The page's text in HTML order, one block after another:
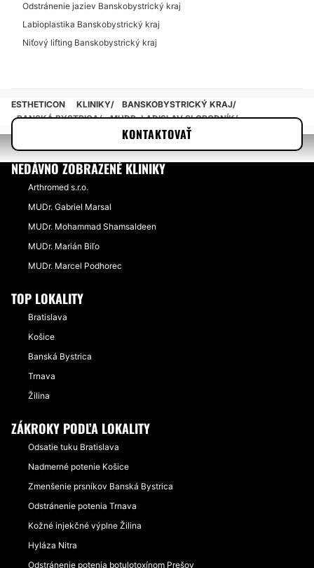
Odstránenie jaziev Banskobystrický kraj
Labioplastika Banskobystrický kraj
Niťový lifting Banskobystrický kraj
KONTAKTOVAŤ
ESTHETICON KLINIKY
BANSKOBYSTRICKÝ KRAJ
BANSKÁ BYSTRICA
MUDR. LADISLAV SLOBODNÍK
NEDÁVNO ZOBRAZENÉ KLINIKY
Arthromed s.r.o.
MUDr. Gabriel Marsal
MUDr. Mohammad Shamsaldeen
MUDr. Marián Biľo
MUDr. Marcel Podhorec
TOP LOKALITY
Bratislava
Košice
Banská Bystrica
Trnava
Žilina
ZÁKROKY PODĽA LOKALITY
Odsatie tuku Bratislava
Nadmerné potenie Košice
Zmenšenie prsníkov Banská Bystrica
Odstránenie potenia Trnava
Kožné injekčné výplne Žilina
Hyláza Nitra
Odstránenie potenia botulotoxínom Prešov